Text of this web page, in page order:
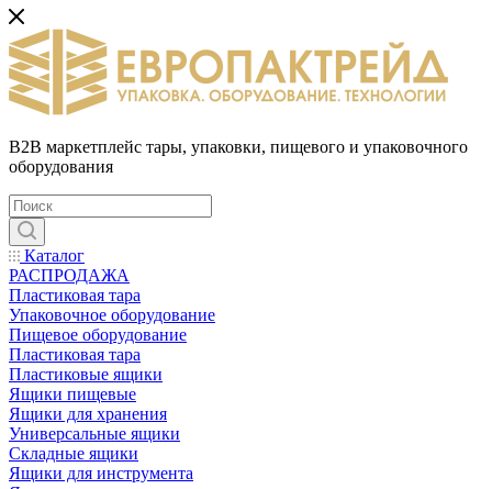
B2B маркетплейс тары, упаковки, пищевого и упаковочного
оборудования
Каталог
РАСПРОДАЖА
Пластиковая тара
Упаковочное оборудование
Пищевое оборудование
Пластиковая тара
Пластиковые ящики
Ящики пищевые
Ящики для хранения
Универсальные ящики
Складные ящики
Ящики для инструмента